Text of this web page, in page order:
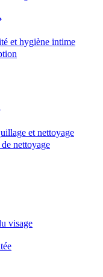
et hygiène intime
et nettoyage
nettoyage
visage